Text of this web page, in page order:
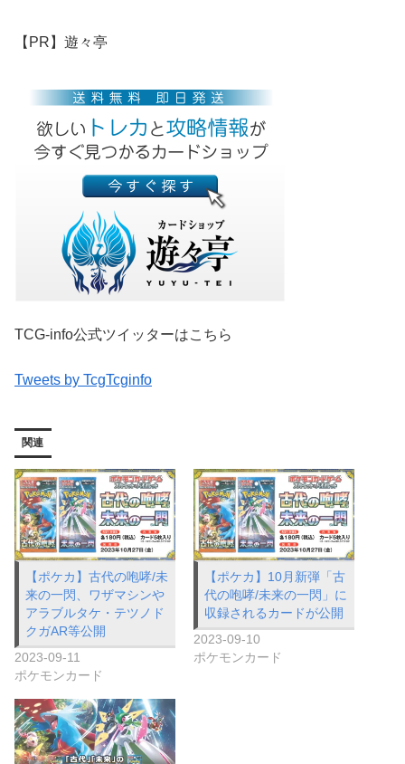
【PR】遊々亭
TCG-info公式ツイッターはこちら
Tweets by TcgTcginfo
関連
【ポケカ】古代の咆哮/未
来の一閃、ワザマシンや
アラブルタケ・テツノド
クガAR等公開
2023-09-11
ポケモンカード
【ポケカ】10月新弾「古
代の咆哮/未来の一閃」に
収録されるカードが公開
2023-09-10
ポケモンカード